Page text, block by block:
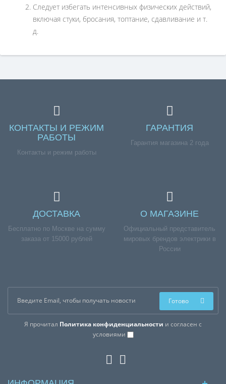
Следует избегать интенсивных физических действий,
включая стуки, бросания, топтание, сдавливание и т.
д.
КОНТАКТЫ И РЕЖИМ
РАБОТЫ
Контакты и режим работы
ГАРАНТИЯ
Гарантия магазина 2 года
ДОСТАВКА
Бесплатно по Москве на сумму
заказа от 15000 рублей
О МАГАЗИНЕ
Официальный представитель
мировых брендов электрики в
России
Я прочитал Политика конфиденциальности и согласен с
условиями
Готово